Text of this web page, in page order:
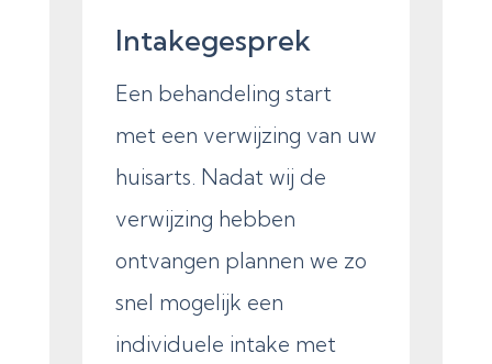
Intakegesprek
Een behandeling start
met een verwijzing van uw
huisarts. Nadat wij de
verwijzing hebben
ontvangen plannen we zo
snel mogelijk een
individuele intake met